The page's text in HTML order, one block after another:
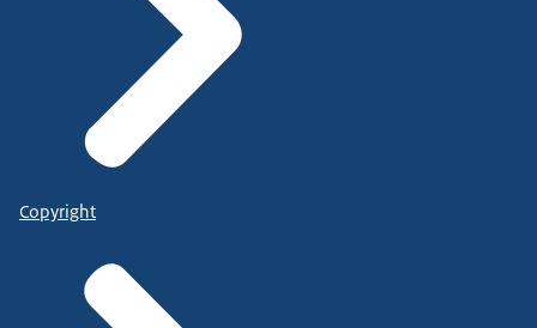
Copyright